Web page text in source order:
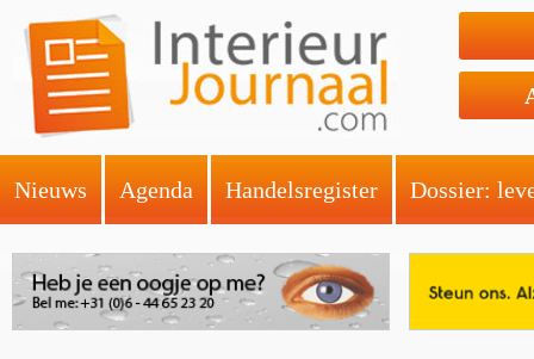
Nieuws Agenda Handelsregister Dossier: